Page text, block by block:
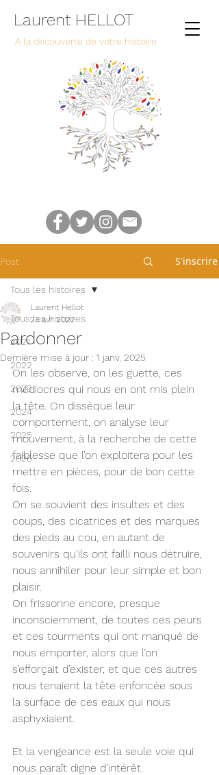
Laurent HELLOT
A la découverte de votre histoire
Post S'inscrire
Tous les histoires
2021
2022
2023
2024
2025
2026
Tous les histoires
Pardonner
Laurent Hellot
23 avr. 2022
Dernière mise à jour : 1 janv. 2025
On les observe, on les guette, ces
médiocres qui nous en ont mis plein
la tête. On dissèque leur
comportement, on analyse leur
mouvement, à la recherche de cette
faiblesse que l’on exploitera pour les
mettre en pièces, pour de bon cette
fois.
On se souvient des insultes et des
coups, des cicatrices et des marques
des pieds au cou, en autant de
souvenirs qu'ils ont failli nous détruire,
nous annihiler pour leur simple et bon
plaisir.
On frissonne encore, presque
inconsciemment, de toutes ces peurs
et ces tourments qui ont manqué de
nous emporter, alors que l’on
s’efforçait d’exister, et que ces autres
nous tenaient la tête enfoncée sous
la surface de ces eaux qui nous
asphyxiaient.
Et la vengeance est la seule voie qui
nous paraît digne d’intérêt.